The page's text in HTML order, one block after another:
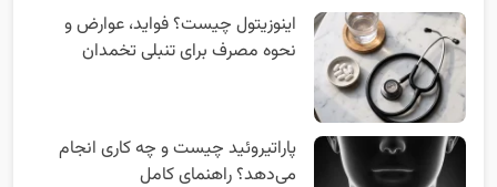
اینوزیتول چیست؟ فواید، عوارض و
نحوه مصرف برای تنبلی تخمدان
پاراتیروئید چیست و چه کاری انجام
می‌دهد؟ راهنمای کامل